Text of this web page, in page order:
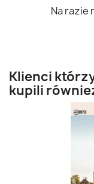
Na razie
Klienci
kupili